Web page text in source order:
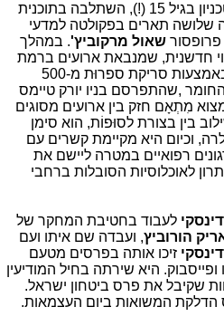
החלה ללמוד בטכניון בגיל 15 (!), השתלבה בתוכנית
שלושה תארים בפקולטה למדעי
שאול מרקוביץ'. במהלך
חדשנית, שמנבאת ארועים ברמת
דיוק ממוצעת של 80%. זאת, באמצעות סריקת ספרוּת מ-500
,שהתפרסם בניו יורק טיימס
למצוא מִתְאָם חזק בין ארועים מסוגים
בין בצורת לסוּפוֹת, הוא סימן
וכיום היא מקיימת קשרים עם
רפואיים במטרה ליישם את
לאוכלוסיות הסובלות ברחבי
לעבוד בחטיבת המחקר של
הורוביץ, ועבדה שם איתו ועם
זיכו אותה בפרסים מטעם
ופייסבוק. היא שירתה בחיל המודיעין
שקיבל את פרס ביטחון ישראל.